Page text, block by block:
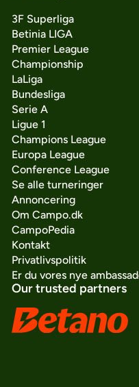
3F Superliga
Betinia LIGA
Premier League
Championship
LaLiga
Bundesliga
Serie A
Ligue 1
Champions League
Europa League
Conference League
Se alle turneringer
Annoncering
Om Campo.dk
CampoPedia
Kontakt
Privatlivspolitik
Er du vores nye
Our trusted partners